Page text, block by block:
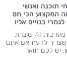
תוכנה ואנשי
המקצוע הכי חם
בנויים אליו
הביקוש למפתחי מערכות AI שוברת
שצריך לדעת אם אתם
יש לכם תואר